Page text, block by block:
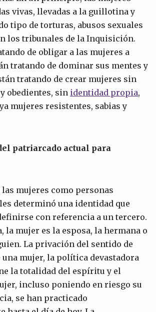
vivas, llevadas a la guillotina y
tipo de torturas, abusos sexuales
los tribunales de la Inquisición.
de obligar a las mujeres a
tratando de dominar sus mentes y
tratando de crear mujeres sin
obedientes, sin identidad propia,
mujeres resistentes, sabias y
patriarcado actual para
mujeres como personas
determinó una identidad que
con referencia a un tercero.
la mujer es la esposa, la hermana o
La privación del sentido de
mujer, la política devastadora
la totalidad del espíritu y el
incluso poniendo en riesgo su
se han practicado